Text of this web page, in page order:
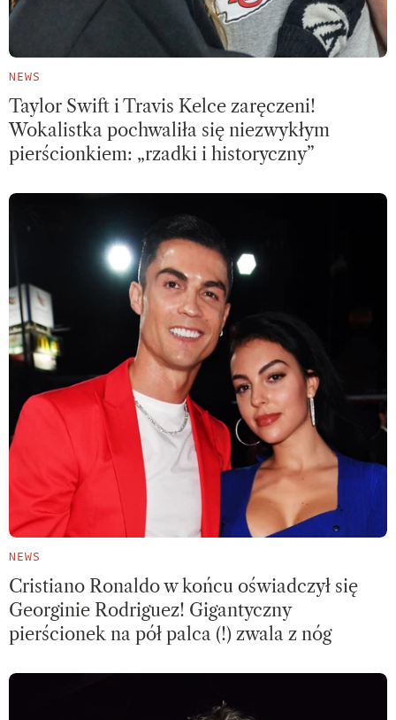
NEWS
Taylor Swift i Travis Kelce zaręczeni!
Wokalistka pochwaliła się niezwykłym
pierścionkiem: „rzadki i historyczny”
NEWS
Cristiano Ronaldo w końcu oświadczył się
Georginie Rodriguez! Gigantyczny
pierścionek na pół palca (!) zwala z nóg